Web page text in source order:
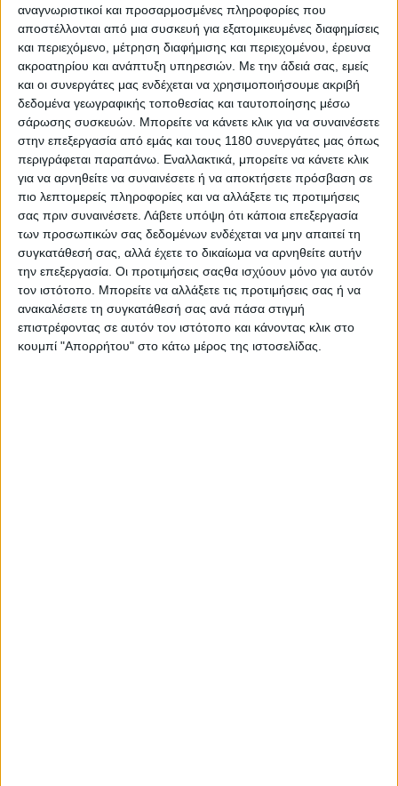
αναγνωριστικοί και προσαρμοσμένες πληροφορίες που
αποστέλλονται από μια συσκευή για εξατομικευμένες διαφημίσεις
και περιεχόμενο, μέτρηση διαφήμισης και περιεχομένου, έρευνα
ακροατηρίου και ανάπτυξη υπηρεσιών. Με την άδειά σας, εμείς
και οι συνεργάτες μας ενδέχεται να χρησιμοποιήσουμε ακριβή
δεδομένα γεωγραφικής τοποθεσίας και ταυτοποίησης μέσω
σάρωσης συσκευών. Μπορείτε να κάνετε κλικ για να συναινέσετε
στην επεξεργασία από εμάς και τους 1180 συνεργάτες μας όπως
περιγράφεται παραπάνω. Εναλλακτικά, μπορείτε να κάνετε κλικ
για να αρνηθείτε να συναινέσετε ή να αποκτήσετε πρόσβαση σε
πιο λεπτομερείς πληροφορίες και να αλλάξετε τις προτιμήσεις
σας πριν συναινέσετε. Λάβετε υπόψη ότι κάποια επεξεργασία
των προσωπικών σας δεδομένων ενδέχεται να μην απαιτεί τη
συγκατάθεσή σας, αλλά έχετε το δικαίωμα να αρνηθείτε αυτήν
την επεξεργασία. Οι προτιμήσεις σαςθα ισχύουν μόνο για αυτόν
τον ιστότοπο. Μπορείτε να αλλάξετε τις προτιμήσεις σας ή να
ανακαλέσετε τη συγκατάθεσή σας ανά πάσα στιγμή
επιστρέφοντας σε αυτόν τον ιστότοπο και κάνοντας κλικ στο
κουμπί "Απορρήτου" στο κάτω μέρος της ιστοσελίδας.
Η εταιρεία δηλώνει πως η τελική ταχύτητα της
μοτοσυκλέτας είναι 185 km/h και ακόμα δεν έχουν
αποκαλυφθεί τα πλήρη τεχνικά χαρακτηριστικά της
Arthur 700 που φέρειαναρτήσεις τηςKYBκαι
της J.Juan.